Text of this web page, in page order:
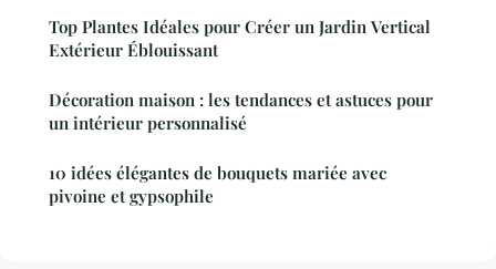
Top Plantes Idéales pour Créer un Jardin Vertical
Extérieur Éblouissant
Décoration maison : les tendances et astuces pour
un intérieur personnalisé
10 idées élégantes de bouquets mariée avec
pivoine et gypsophile